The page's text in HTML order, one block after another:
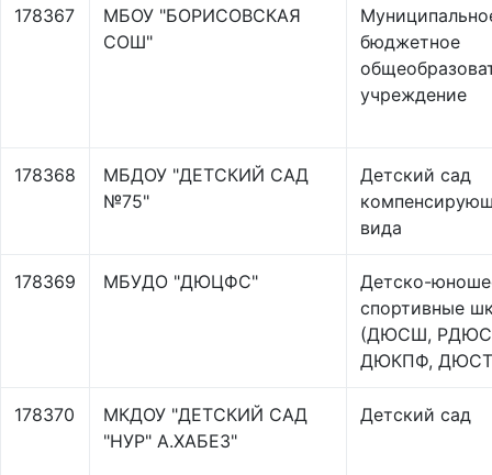
178367
МБОУ "БОРИСОВСКАЯ
СОШ"
бюджетное
учреждение
178368
МБДОУ "ДЕТСКИЙ САД
№75"
Детский сад
вида
178369 МБУДО "ДЮЦФС"
Детско-
спортивные
(ДЮСШ,
ДЮКПФ,
178370
МКДОУ "ДЕТСКИЙ САД
"НУР" А.ХАБЕЗ"
Детский сад